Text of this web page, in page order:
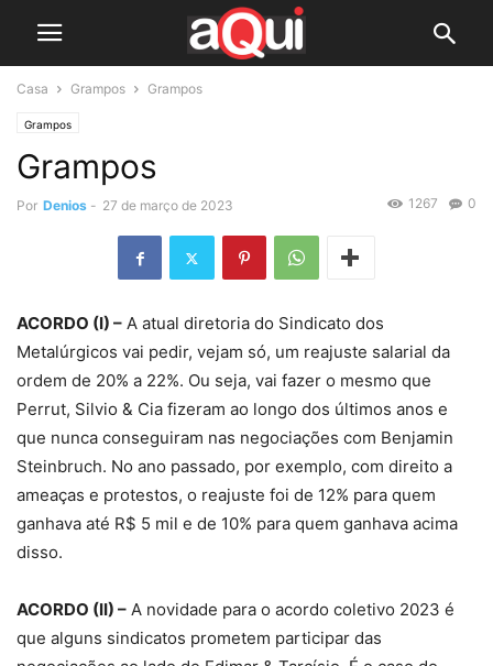
Casa Grampos Grampos
Grampos
Grampos
Por Denios - 27 de março de 2023 0
1267
ACORDO (I) – A atual diretoria do Sindicato dos
Metalúrgicos vai pedir, vejam só, um reajuste salarial da
ordem de 20% a 22%. Ou seja, vai fazer o mesmo que
Perrut, Silvio & Cia fizeram ao longo dos últimos anos e
que nunca conseguiram nas negociações com Benjamin
Steinbruch. No ano passado, por exemplo, com direito a
ameaças e protestos, o reajuste foi de 12% para quem
ganhava até R$ 5 mil e de 10% para quem ganhava acima
disso.
ACORDO (II) – A novidade para o acordo coletivo 2023 é
que alguns sindicatos prometem participar das